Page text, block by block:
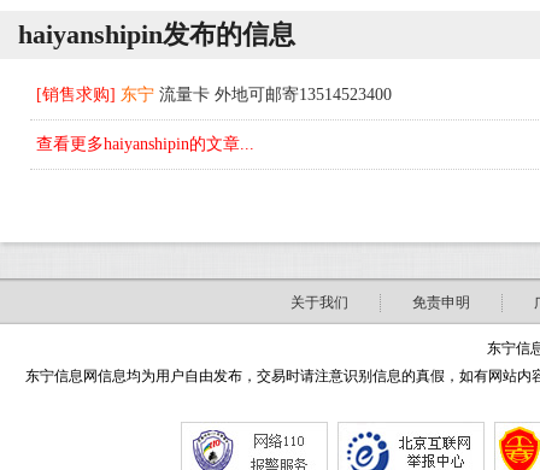
haiyanshipin发布的信息
[销售求购] 东宁 流量卡 外地可邮寄13514523400
查看更多haiyanshipin的文章...
关于我们 免责申明
东宁信
东宁信息网信息均为用户自由发布，交易时请注意识别信息的真假，如有网站内